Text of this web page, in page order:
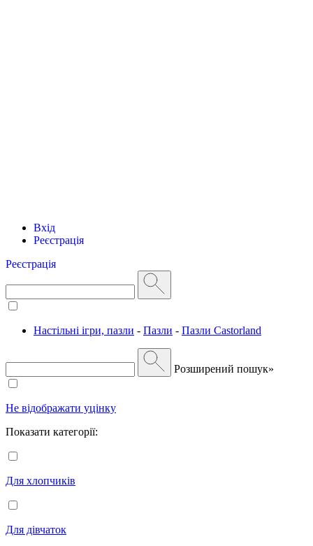
Вхід
Реєстрація
Реєстрація
Настільні ігри, пазли - Пазли - Пазли Castorland
Розширений пошук»
Не відображати уцінку
Показати категорії:
Для хлопчиків
Для дівчаток